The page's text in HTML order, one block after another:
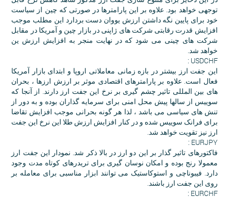
توجهی خواهد بود. علاوه بر این پارامترها در صورتی که چین از سیاست
خود برای پایین نگه داشتن ارزش یووان دست بردارد این مطلب موجب
افزایش قدرت رقابتی شرکت های ژاپنی در بازار چین و آمریکا در مقابل
شرکت های چینی می شود که در نهایت منجر به افزایش ارزش ین
خواهد شد.
USDCHF :
این جفت ارز بیشتر در بازه زمانی معاملاتی اروپا و ابتدای بازار آمریکا
فعال است. علاوه بر پارامترهای اقتصادی موثر بر ارزش ارزها ، بحران
های بین المللی تاثیر چشم گیری بر نرخ این جفت ارز دارند. از آنجا که
سوییس از سالها پیش محل امنی برای سرمایه گذاران بوده و به دور از
تنش های سیاسی می باشد ، لذا هر گونه بحرانی موجب افزایش تقاضا
برای فرانک سوییس شده و در کنار افزایش ارزش طلا این نرخ این جفت
ارز نیز تقویت خواهد شد.
EURJPY :
فاکتورهای تاثیر گذار بر این دو ارز در بالا ذکر شد. نمودار این جفت ارز
معمولا رنج بوده و امکان نوسان گیری برای تریدرهای کوتاه مدت وجود
دارد. فیبوناچی و استوکاستیک می توانند ابزار مناسبی برای معامله بر
روی این جفت ارز باشند.
EURCHF :